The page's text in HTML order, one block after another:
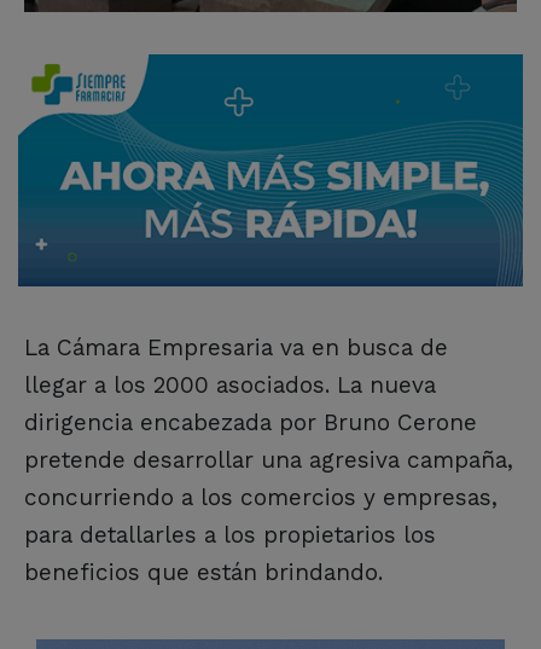
La Cámara Empresaria va en busca de
llegar a los 2000 asociados. La nueva
dirigencia encabezada por Bruno Cerone
pretende desarrollar una agresiva campaña,
concurriendo a los comercios y empresas,
para detallarles a los propietarios los
beneficios que están brindando.